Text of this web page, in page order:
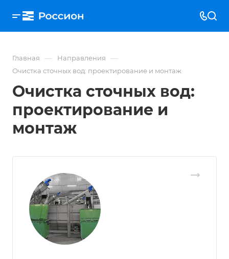
Главная — Направления —
Очистка сточных вод: проектирование и монтаж
Очистка сточных вод:
проектирование и
монтаж